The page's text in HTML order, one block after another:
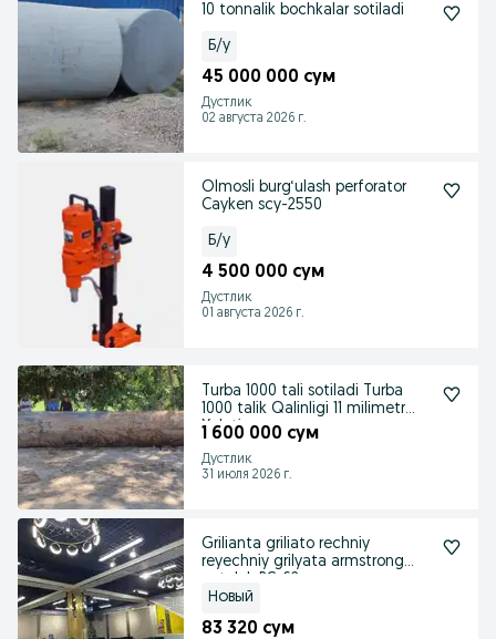
10 tonnalik bochkalar sotiladi
Б/у
45 000 000 сум
Дустлик
02 августа 2026 г.
Olmosli burg‘ulash perforator
Cayken scy-2550
Б/у
4 500 000 сум
Дустлик
01 августа 2026 г.
Turba 1000 tali sotiladi Turba
1000 talik Qalinligi 11 milimetr
Xolati
1 600 000 сум
Дустлик
31 июля 2026 г.
Grilianta griliato rechniy
reyechniy grilyata armstrong
Новый
83 320 сум